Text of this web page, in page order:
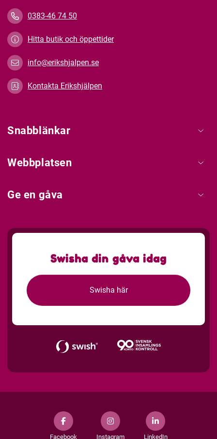
0383-46 74 50
Hitta butik och öppettider
info@erikshjalpen.se
Kontakta Erikshjälpen
Snabblänkar
Webbplatsen
Ge en gåva
Swisha din gåva idag
Swisha här
Facebook Instagram LinkedIn